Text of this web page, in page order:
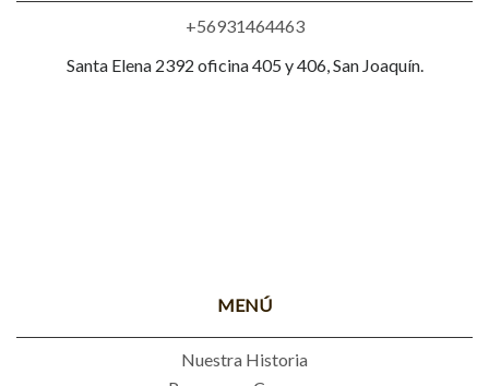
+56931464463
Santa Elena 2392 oficina 405 y 406, San Joaquín.
MENÚ
Nuestra Historia